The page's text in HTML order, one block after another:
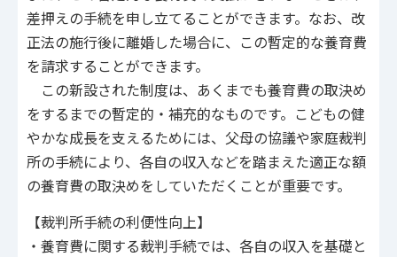
差押えの手続を申し立てることができます。なお、改
正法の施行後に離婚した場合に、この暫定的な養育費
を請求することができます。
この新設された制度は、あくまでも養育費の取決め
をするまでの暫定的・補充的なものです。こどもの健
やかな成長を支えるためには、父母の協議や家庭裁判
所の手続により、各自の収入などを踏まえた適正な額
の養育費の取決めをしていただくことが重要です。
【裁判所手続の利便性向上】
・養育費に関する裁判手続では、各自の収入を基礎と